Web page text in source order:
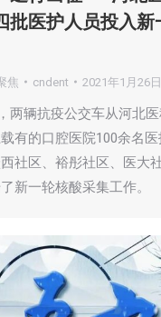
批医护人员投入新
焦 cndent 2021年1月26日
两辆抗疫公交车从河北
有的口腔医院100余名
社区、裕彤社区、医大
新一轮核酸采集工作。